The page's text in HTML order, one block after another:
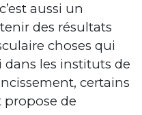
aussi un
des résultats
choses qui
dans les instituts de
certains
propose de